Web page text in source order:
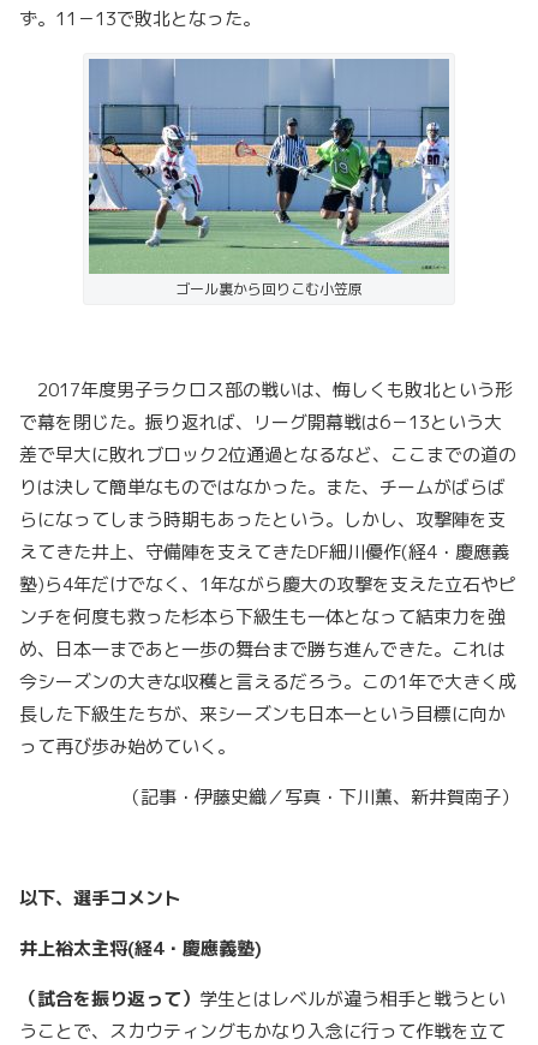
ず。11－13で敗北となった。
ゴール裏から回りこむ小笠原
2017年度男子ラクロス部の戦いは、悔しくも敗北という形
で幕を閉じた。振り返れば、リーグ開幕戦は6－13という大
差で早大に敗れブロック2位通過となるなど、ここまでの道の
りは決して簡単なものではなかった。また、チームがばらば
らになってしまう時期もあったという。しかし、攻撃陣を支
えてきた井上、守備陣を支えてきたDF細川優作(経4・慶應義
塾)ら4年だけでなく、1年ながら慶大の攻撃を支えた立石やピ
ンチを何度も救った杉本ら下級生も一体となって結束力を強
め、日本一まであと一歩の舞台まで勝ち進んできた。これは
今シーズンの大きな収穫と言えるだろう。この1年で大きく成
長した下級生たちが、来シーズンも日本一という目標に向か
って再び歩み始めていく。
（記事・伊藤史織／写真・下川薫、新井賀南子）
以下、選手コメント
井上裕太主将(経4・慶應義塾)
（試合を振り返って） 学生とはレベルが違う相手と戦うとい
うことで、スカウティングもかなり入念に行って作戦を立て